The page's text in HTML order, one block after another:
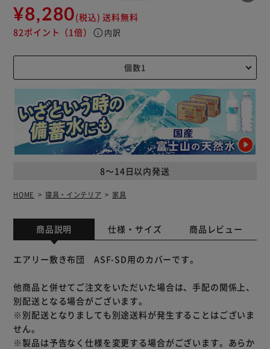
¥8,280(税込) 送料無料
82ポイント （1倍） info 内訳
8～14日以内発送
HOME 寝具・インテリア 家具
商品説明 仕様・サイズ 商品レビュー
エアリー敷き布団 ASF-SD用のカバーです。
他商品と併せてご注文をいただいた場合は、手配の関係上、
別配送となる場合がございます。
※別配送となりましても別途送料が発生することはございま
せん。
※製品は予告なく仕様を変更する場合がございます。あらか